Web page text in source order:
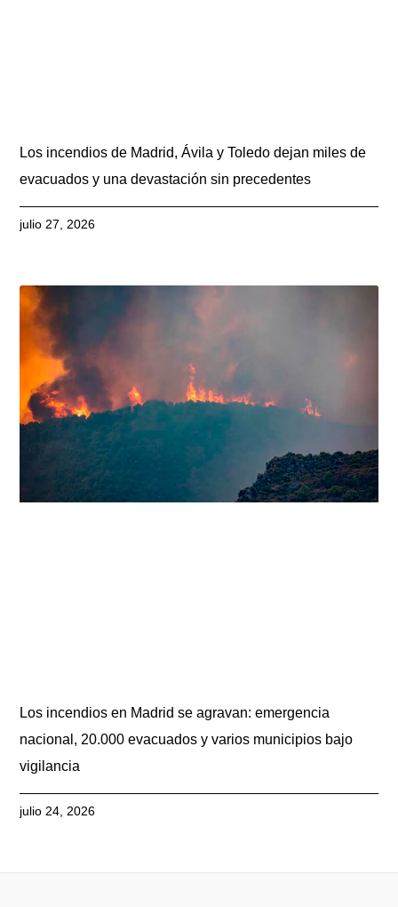
Los incendios de Madrid, Ávila y Toledo dejan miles de
evacuados y una devastación sin precedentes
julio 27, 2026
Los incendios en Madrid se agravan: emergencia
nacional, 20.000 evacuados y varios municipios bajo
vigilancia
julio 24, 2026